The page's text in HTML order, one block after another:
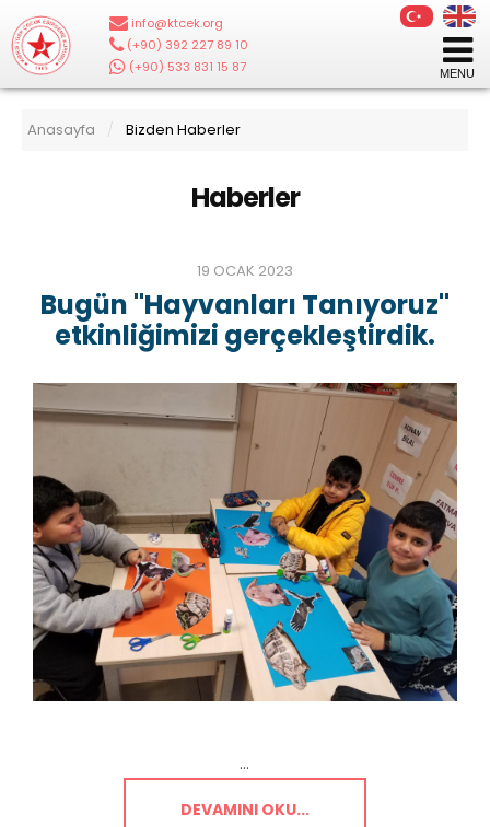
info@ktcek.org
(+90) 392 227 89 10
(+90) 533 831 15 87
Anasayfa / Bizden Haberler
Haberler
19 OCAK 2023
Bugün "Hayvanları Tanıyoruz"
etkinliğimizi gerçekleştirdik.
...
DEVAMINI OKU...